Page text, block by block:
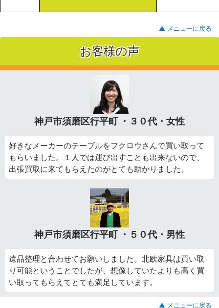
▲ メニューに戻る
お客様の声
神戸市須磨区行平町 ・３０代・女性
好きなメーカーのテーブルをフクロウさんで買い取って
もらいました。１人では運び出すことも出来ないので、
出張買取に来てもらえたのがとても助かりました。
神戸市須磨区行平町 ・５０代・男性
遺品整理と合わせてお願いしました。北欧家具は買い取
り可能ということでしたが、想像していたよりも高く買
い取ってもらえてとても満足しています。
▲ メニューに戻る